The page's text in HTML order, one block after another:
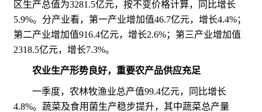
区生产总值为3281.5亿元，按不变价格计算，同比增长
5.9%。分产业看，第一产业增加值46.7亿元，增长4.4%；
第二产业增加值916.4亿元，增长2.6%；第三产业增加值
2318.5亿元，增长7.3%。
农业生产形势良好，重要农产品供应充足
一季度，农林牧渔业总产值99.4亿元，同比增长
4.8%。蔬菜及食用菌生产稳步提升，其中蔬菜总产量